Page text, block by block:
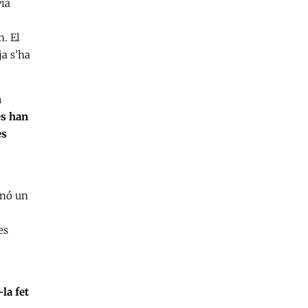
El
s’ha
han
un
la fet